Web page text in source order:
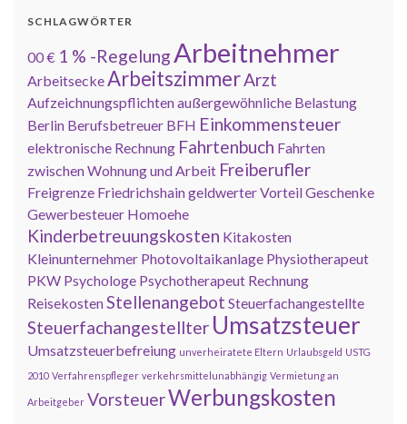
SCHLAGWÖRTER
00 € 1 % -RegelungArbeitnehmer
ArbeitseckeArbeitszimmerArzt
Aufzeichnungspflichtenaußergewöhnliche Belastung
Berlin Berufsbetreuer BFH Einkommensteuer
elektronische Rechnung Fahrtenbuch Fahrten
zwischen Wohnung und Arbeit Freiberufler
Freigrenze Friedrichshaingeldwerter VorteilGeschenke
Gewerbesteuer Homoehe
Kinderbetreuungskosten Kitakosten
Kleinunternehmer Photovoltaikanlage Physiotherapeut
PKW Psychologe Psychotherapeut Rechnung
ReisekostenStellenangebot Steuerfachangestellte
Steuerfachangestellter Umsatzsteuer
Umsatzsteuerbefreiung unverheiratete Eltern Urlaubsgeld USTG
2010 Verfahrenspfleger verkehrsmittelunabhängig Vermietung an
Arbeitgeber VorsteuerWerbungskosten